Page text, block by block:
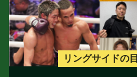
リングサイドの目